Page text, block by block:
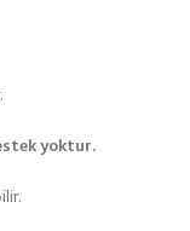
yoktur.